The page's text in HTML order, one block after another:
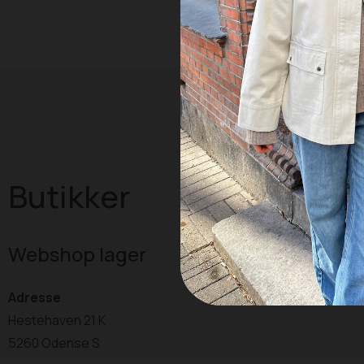
Butikker
Webshop lager
Adresse
Hestehaven 21 K
5260 Odense S